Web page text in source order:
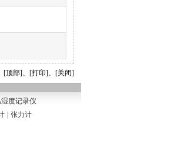
[顶部]、 [打印]、 [关闭]
度记录仪
张力计